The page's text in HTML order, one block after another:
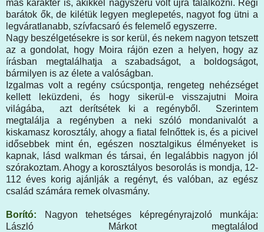
más karakter is, akikkel nagyszerű volt újra találkozni. Régi
barátok ők, de kilétük legyen meglepetés, nagyot fog ütni a
legváratlanabb, szívfacsaró és felemelő egyszerre.
Nagy beszélgetésekre is sor kerül, és nekem nagyon tetszett
az a gondolat, hogy Moira rájön ezen a helyen, hogy az
írásban megtalálhatja a szabadságot, a boldogságot,
bármilyen is az élete a valóságban.
Izgalmas volt a regény csúcspontja, rengeteg nehézséget
kellett leküzdeni, és hogy sikerül-e visszajutni Moira
világába, azt derítsétek ki a regényből. Szerintem
megtalálja a regényben a neki szóló mondanivalót a
kiskamasz korosztály, ahogy a fiatal felnőttek is, és a picivel
idősebbek mint én, egészen nosztalgikus élményeket is
kapnak, lásd walkman és társai, én legalábbis nagyon jól
szórakoztam. Ahogy a korosztályos besorolás is mondja, 12-
112 éves korig ajánlják a regényt, és valóban, az egész
család számára remek olvasmány.
Borító: Nagyon tehetséges képregényrajzoló munkája:
László Márkot megtalálod